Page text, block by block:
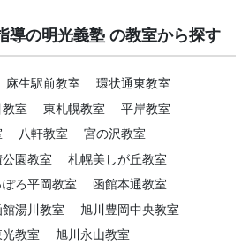
導の明光義塾 の教室から探す
麻生駅前教室
環状通東教室
室 東札幌教室
平岸教室
八軒教室
宮の沢教室
園教室
札幌美しが丘教室
ろ平岡教室
函館本通教室
館湯川教室
旭川豊岡中央教室
教室
旭川永山教室